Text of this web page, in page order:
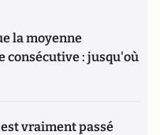
la moyenne
consécutive : jusqu'où
vraiment passé